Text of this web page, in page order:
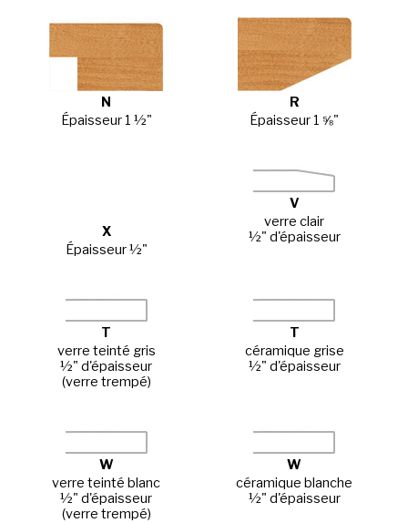
N
Épaisseur 1 ½"
R
Épaisseur 1 ⅝"
X
Épaisseur ½"
V
verre clair
½" d'épaisseur
T
verre teinté gris
½" d'épaisseur
(verre trempé)
T
céramique grise
½" d'épaisseur
W
verre teinté blanc
½" d'épaisseur
(verre trempé)
W
céramique blanche
½" d'épaisseur